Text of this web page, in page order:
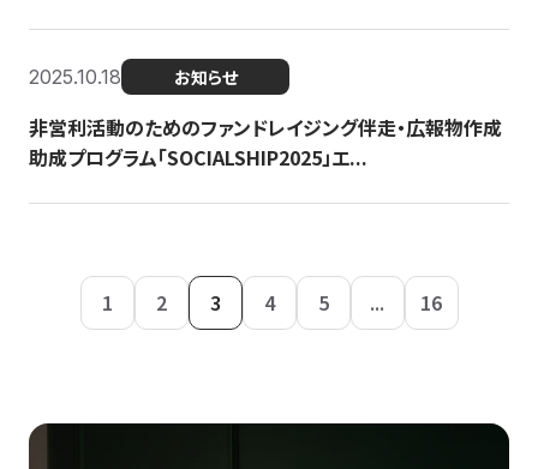
2025.10.18 お知らせ
非営利活動のためのファンドレイジング伴走・広報物作成
助成プログラム「SOCIALSHIP2025」エ...
1 2 3 4 5 ... 16